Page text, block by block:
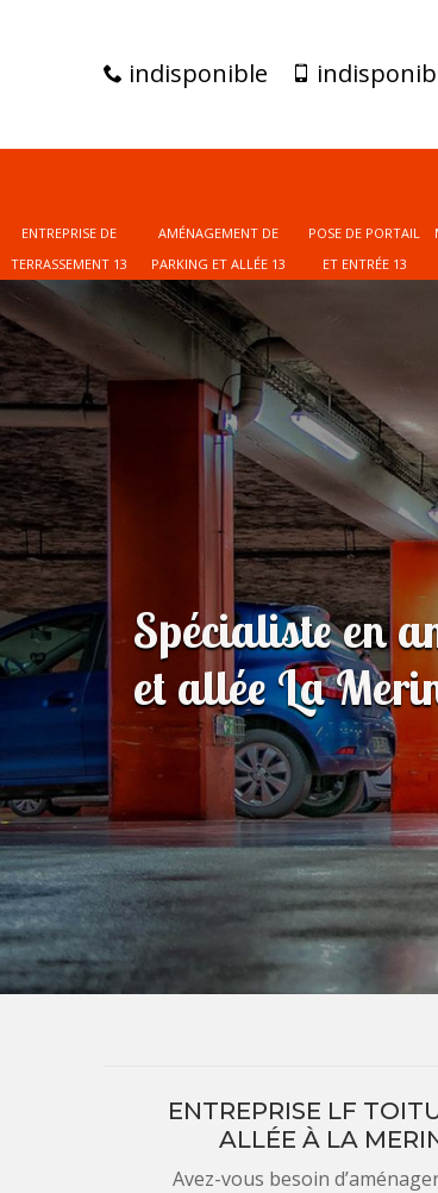
indisponible
ENTREPRISE DE
TERRASSEMENT 13
AMÉNAGEMENT DE
PARKING ET ALLÉE 13
POSE DE PORTAIL
ET ENTRÉE 13
Spécialiste en
et allée La
ENTREPRISE LF
ALLÉE À LA
Avez-vous besoin